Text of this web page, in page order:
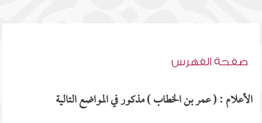
صفحة الفهرس
الأعلام : ( عمر بن الخطاب ) مذكور في المواضع التالية